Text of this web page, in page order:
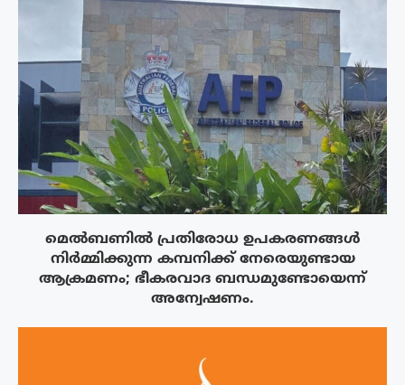
മെൽബണിൽ പ്രതിരോധ ഉപകരണങ്ങൾ
നിർമ്മിക്കുന്ന കമ്പനിക്ക് നേരെയുണ്ടായ
ആക്രമണം; ഭീകരവാദ ബന്ധമുണ്ടോയെന്ന്
അന്വേഷണം.